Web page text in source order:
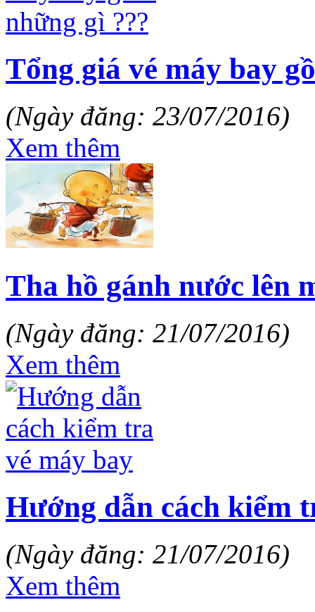
Tổng giá vé máy bay
(Ngày đăng: 23/07/2016)
Xem thêm
Tha hồ gánh nước lên
(Ngày đăng: 21/07/2016)
Xem thêm
Hướng dẫn cách kiểm
(Ngày đăng: 21/07/2016)
Xem thêm